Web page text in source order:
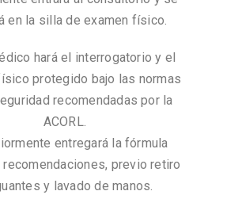
en la silla de examen físico.
hará el interrogatorio y el
protegido bajo las normas
recomendadas por la
ACORL.
entregará la fórmula
recomendaciones, previo retiro
y lavado de manos.